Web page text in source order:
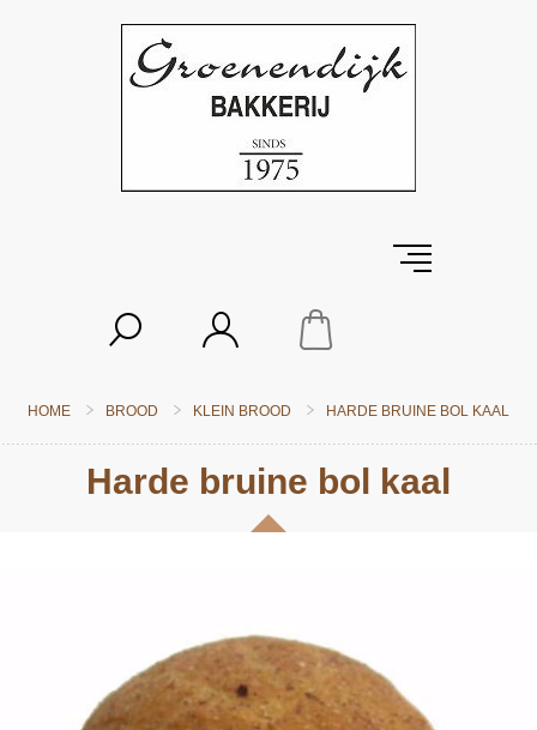
HOME BROOD KLEIN BROOD HARDE BRUINE BOL KAAL
Harde bruine bol kaal